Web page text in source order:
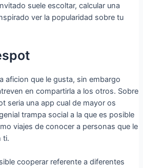
suele escoltar, calcular una
ver la popularidad sobre tu
aficion que le gusta, sin embargo
en compartirla a los otros. Sobre
seri­a una app cual de mayor os
trampa social a la que es posible
viajes de conocer a personas que le
ti.
cooperar referente a diferentes